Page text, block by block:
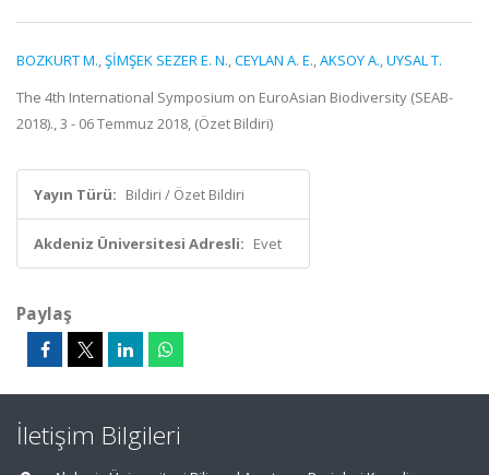
BOZKURT M.,ŞİMŞEK SEZER E. N.,CEYLAN A. E.,AKSOY A.,UYSAL T.
The 4th International Symposium on EuroAsian Biodiversity (SEAB-
2018)., 3 - 06 Temmuz 2018, (Özet Bildiri)
Yayın Türü: Bildiri / Özet Bildiri
Akdeniz Üniversitesi Adresli: Evet
Paylaş
İletişim Bilgileri